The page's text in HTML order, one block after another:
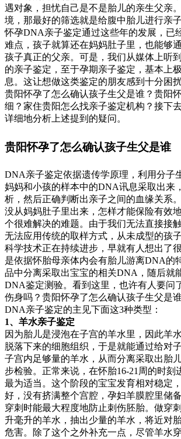
遇对象，担忧自己是不是胎儿的亲生父亲
境，那最好的筛选就是给腹中胎儿进行亲子
怀孕DNA亲子鉴定通过这些年的发展，已
难点，孩子就算还在妈妈肚子里，也能够
孩子真正的父亲。可是，我们从媒体上听
的亲子鉴定，至于孕期亲子鉴定，基本上
息。这让想做这类鉴定的朋友感到十分困
贵阳怀孕了怎么确认孩子生父是谁？贵阳
细？家住贵阳怎么找亲子鉴定机构？接下
详细地分析上述提到的疑问。
贵阳怀孕了怎么确认孩子生父是谁
DNA亲子鉴定依据遗传学原理，利用分子
妈妈和小孩的样本中的DNA讯息采取出来
析，然后正确判断出亲子之间的血缘关系
没从妈妈肚子里出来，怎样才能保险有效
个很难解决的难题。由于我们无法直接接
无法应用传统的取样方式，从未成型的孩
科学技术正在持续进步，早就有人想出了
是依据怀胎母亲体内会有胎儿游离DNA的
品中分离采取出宝宝的相关DNA，随后就
DNA鉴定测验。看到这里，也许有人要问
伤身吗？贵阳怀孕了怎么确认孩子生父是
DNA亲子鉴定的主见下面这3种类型：
1、羊水亲子鉴定
因为胎儿是浸泡在子宫的羊水里，因此羊
脱落下来的细胞组织，于是就能通过给对
子宫内足够量的羊水，从而分离采取出胎
步检验。正常来说，在怀胎16-21周的时刻
最为适当。这个阶段的宝宝发育相对稳定
好，没有挤满整个宫腔，孕妇羊膜腔里储
穿刺时能最大程度地防止刺伤胚胎。做穿
升毫升的羊水，抽出少量的羊水，将近对
危害。除了这个之外补充一点，尽管羊水